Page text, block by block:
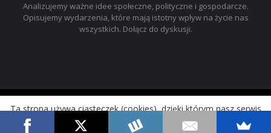
Analizujemy ważne idee społeczne, polityczne i gospodarcze.
Opisujemy wydarzenia, które mają istotny wpływ na życie nas
wszystkich. Dołącz do dyskusji.
© 2017-2019 ideologia.pl
Ta strona używa ciasteczek (cookies), dzięki którym nasz serwis
może działać lepiej.
Akceptuj